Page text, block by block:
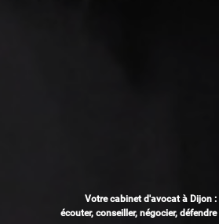
Votre cabinet d'avocat à Dijon :
écouter, conseiller, négocier, défendre